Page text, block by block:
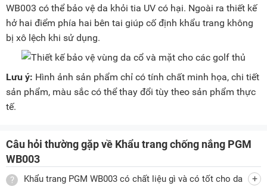
WB003 có thể bảo vệ da khỏi tia UV có hại. Ngoài ra thiết kế
hở hai điểm phía hai bên tai giúp cố định khẩu trang không
bị xô lệch khi sử dụng.
Lưu ý: Hình ảnh sản phẩm chỉ có tính chất minh họa, chi tiết
sản phẩm, màu sắc có thể thay đổi tùy theo sản phẩm thực
tế.
Câu hỏi thường gặp về Khẩu trang chống nắng PGM
WB003
Khẩu trang PGM WB003 có chất liệu gì và có tốt cho da